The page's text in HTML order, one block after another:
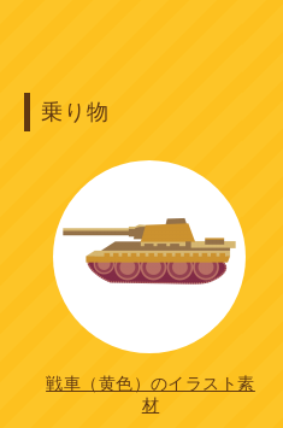
乗り物
戦車（黄色）のイラスト素
材